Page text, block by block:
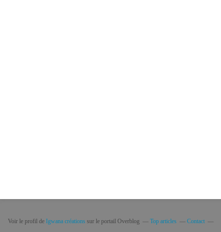
Voir le profil de Igwana créationssur le portail Overblog Top articles Contact